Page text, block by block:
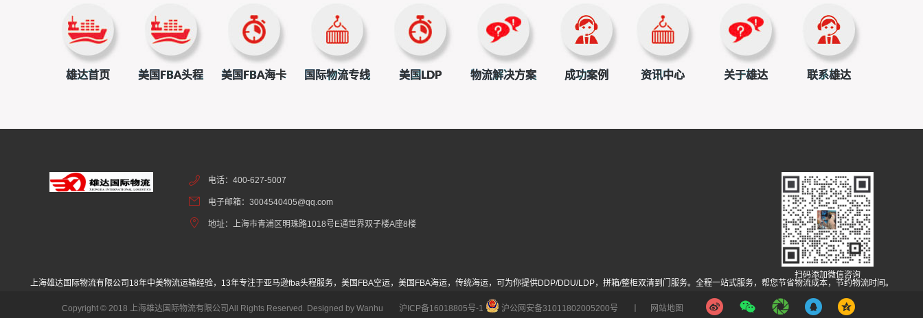
雄达首页 美国FBA头程 美国FBA海卡 国际物流专线 美国LDP 物流解决方案 成功案例 资讯中心 关于雄达 联系雄达
电话：400-627-5007
电子邮箱：3004540405@qq.com
地址：上海市青浦区明珠路1018号E通世界双子楼A座8楼
扫码添加微信咨询
上海雄达国际物流有限公司 18年中美物流运输经验，13年专注于亚马逊fba头程服务，美国FBA空运，美国FBA海运，传统海运，可为你提供DDP/DDU/LDP，拼箱/整柜双清到门服务。全程一站式服务，帮您节省物流成本，节约物流时间。
Copyright © 2018 上海雄达国际物流有限公司All Rights Reserved. Designed by Wanhu 沪ICP备16018805号-1 沪公网安备31011802005200号 网站地图